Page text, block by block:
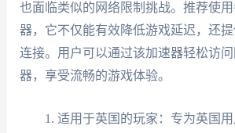
也面临类似的网络限制挑战。推荐使
器，它不仅能有效降低游戏延迟，还
连接。用户可以通过该加速器轻松访
器，享受流畅的游戏体验。
适用于英国的玩家：专为英国用